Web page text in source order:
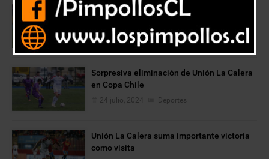
Unión La Calera cae ante la «UC» en su
regreso a la competencia
24 julio, 2024 Deportes
Sorpresiva eliminación de Unión La Calera
en Copa Chile
24 julio, 2024 Deportes
Unión La Calera suma importante victoria
como visita